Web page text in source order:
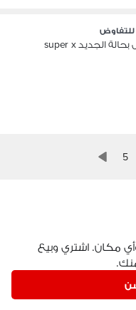
للتفاوض
رسيفر مستعمل بحالة الجديد super x
5
مكان. اشتري وبيع